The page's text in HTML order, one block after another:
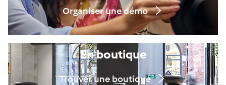
Organiser une démo
En boutique
Trouver une boutique